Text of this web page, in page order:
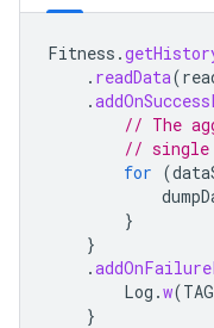
Fitness .
. readData(
.
// The
//
for (
}
}
.
Log .w(TAG
}